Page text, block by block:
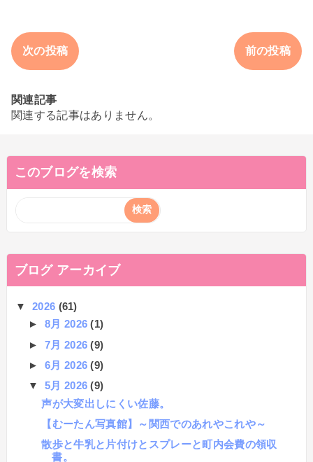
次の投稿 前の投稿
関連記事
関連する記事はありません。
このブログを検索
ブログ アーカイブ
▼ 2026 (61)
► 8月 2026(1)
► 7月 2026(9)
► 6月 2026(9)
▼ 5月 2026(9)
声が大変出しにくい佐藤。
【むーたん写真館】～関西でのあれやこれや～
散歩と牛乳と片付けとスプレーと町内会費の領収
書。